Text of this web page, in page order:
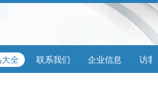
大全 联系我们 企业信息 访客